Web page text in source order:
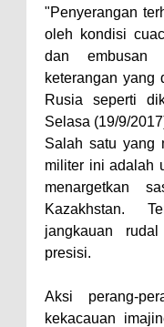
"Penyerangan
oleh kondisi
dan embusan
keterangan yang
Rusia seperti
Selasa (19/9/
Salah satu yang
militer ini adalah
menargetkan
Kazakhstan.
jangkauan
presisi.
Aksi perang-
kekacauan